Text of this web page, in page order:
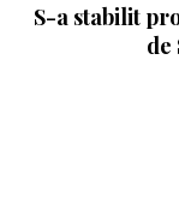
S-a stabilit
de